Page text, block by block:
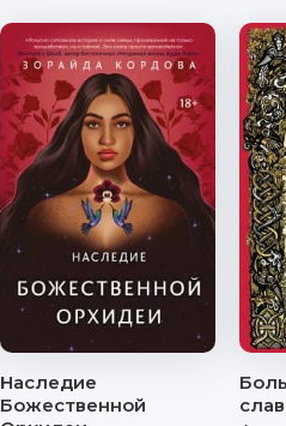
Наследие
Божественной